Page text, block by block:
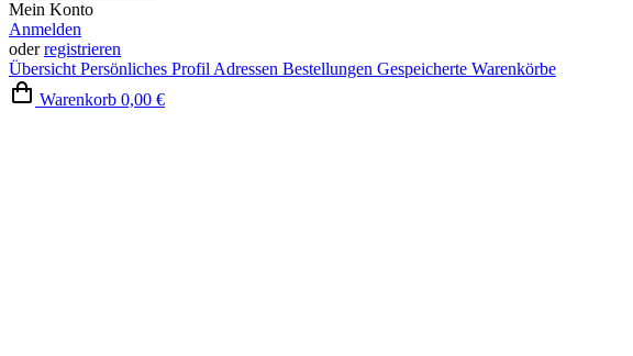
Mein Konto
Anmelden
oderregistrieren
Übersicht Persönliches Profil Adressen Bestellungen Gespeicherte Warenkörbe
Warenkorb 0,00 €